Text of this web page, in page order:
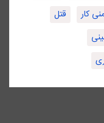
کار
قتل